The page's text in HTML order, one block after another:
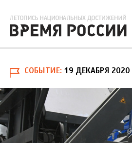
СОБЫТИЕ 19 ДЕКАБРЯ 2020